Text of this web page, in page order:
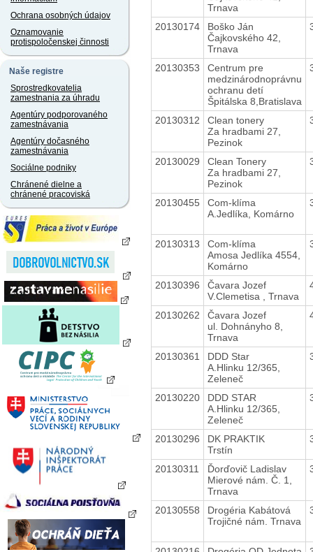
Ochrana osobných údajov
Oznamovanie
protispoločenskej činnosti
Naše registre
Sprostredkovatelia
zamestnania za úhradu
Agentúry podporovaného
zamestnávania
Agentúry dočasného
zamestnávania
Sociálne podniky
Chránené dielne a
chránené pracoviská
Trnava
20130174
Boško Ján
Čajkovského 42,
Trnava
20130353
Centrum pre
medzinárodnoprávnu
ochranu detí
Špitálska 8,Bratislava
20130312
Clean tonery
Za hradbami 27,
Pezinok
20130029
Clean Tonery
Za hradbami 27,
Pezinok
20130455
Com-klíma
A.Jedlíka, Komárno
20130313
Com-klíma
Amosa Jedlíka 4554,
Komárno
20130396
Čavara Jozef
V.Clemetisa , Trnava
20130262
Čavara Jozef
ul. Dohnányho 8,
Trnava
20130361
DDD Star
A.Hlinku 12/365,
Zeleneč
20130220
DDD STAR
A.Hlinku 12/365,
Zeleneč
20130296
DK PRAKTIK
Trstín
20130311
Ďorďovič Ladislav
Mierové nám. Č. 1,
Trnava
20130558
Drogéria Kabátová
Trojičné nám. Trnava